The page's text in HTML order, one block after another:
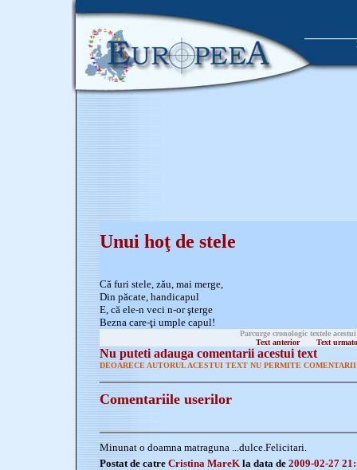
Unui hoţ de stele
Că furi stele, zău, mai merge,
Din păcate, handicapul
E, că ele-n veci n-or şterge
Bezna care-ţi umple capul!
Parcurge cronologic textele
Text anterior
Text
Nu puteti adauga comentarii acestui text
DEOARECE AUTORUL ACESTUI TEXT NU PERMITE
Comentariile userilor
Minunat o doamna matraguna ...dulce.Felicitari.
Postat de catre Cristina MareK la data de 2009-02-27